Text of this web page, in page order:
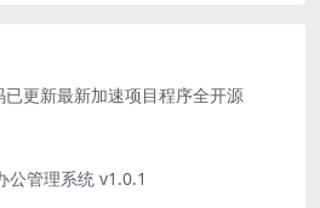
已更新最新加速项目程序全开源
公管理系统 v1.0.1